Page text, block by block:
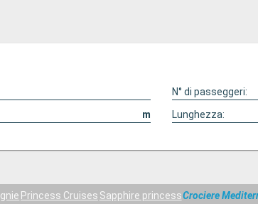
N° di passeggeri:
m Lunghezza:
Princess Cruises Sapphire princessCrociere